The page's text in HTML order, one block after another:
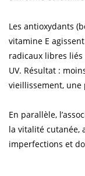
Les antioxydants
vitamine E
radicaux libres liés
UV. Résultat :
vieillissement,
En parallèle,
la vitalité cutanée,
imperfections et